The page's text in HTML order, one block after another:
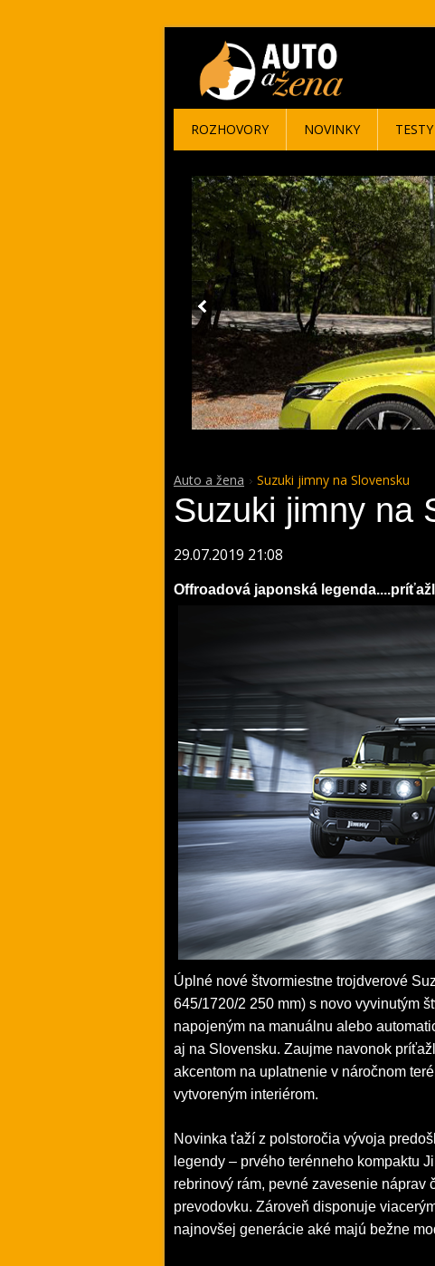
Auto a žena Suzuki jimny na Slovensku
Suzuki jimny na
29.07.2019 21:08
Offroadová japonská
Úplné nové štvormiestne trojdverové
645/1720/2 250 mm) s novo vyvinutým
napojeným na manuálnu alebo
aj na Slovensku. Zaujme navonok
akcentom na uplatnenie v náročnom
vytvoreným interiérom.
Novinka ťaží z polstoročia vývoja
legendy – prvého terénneho kompaktu
rebrinový rám, pevné zavesenie náprav
prevodovku. Zároveň disponuje
najnovšej generácie aké majú bežne
ROZHOVORY NOVINKY TESTY